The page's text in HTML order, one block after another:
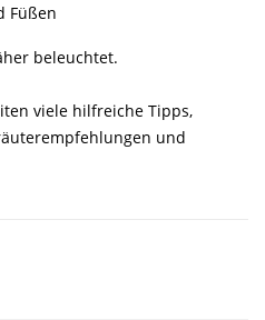
Füßen
beleuchtet.
viele hilfreiche Tipps,
und